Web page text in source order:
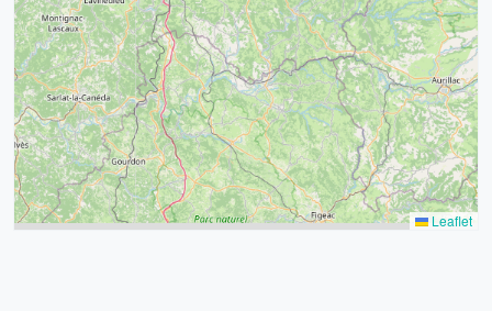
15
21
14
52 68
Leaflet